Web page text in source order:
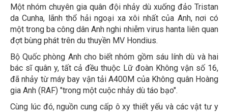
Một nhóm chuyên gia quân đội nhảy dù xuống đảo Tristan
da Cunha, lãnh thổ hải ngoại xa xôi nhất của Anh, nơi có
một trong ba công dân Anh nghi nhiễm virus hanta liên quan
đợt bùng phát trên du thuyền MV Hondius.
Bộ Quốc phòng Anh cho biết nhóm gồm sáu lính dù và hai
bác sĩ quân y, tất cả đều thuộc Lữ đoàn Không vận số 16,
đã nhảy từ máy bay vận tải A400M của Không quân Hoàng
gia Anh (RAF) "trong một cuộc nhảy dù táo bạo".
Cùng lúc đó, nguồn cung cấp ô xy thiết yếu và các vật tư y